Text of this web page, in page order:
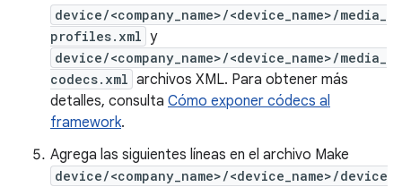
device/<company_name>/<device_name>/media_
profiles.xml y
device/<company_name>/<device_name>/media_
codecs.xml archivos XML. Para obtener más
detalles, consulta Cómo exponer códecs al
framework.
Agrega las siguientes líneas en el archivo Make
device/<company_name>/<device_name>/device